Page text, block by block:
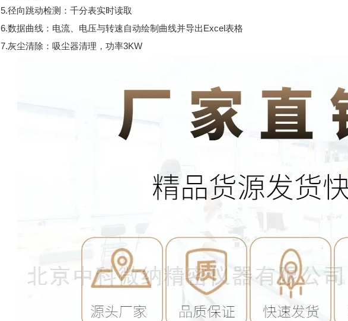
5.径向跳动检测：千分表实时读取
6.数据曲线：电流、电压与转速自动绘制曲线并导出Excel表格
7.灰尘清除：吸尘器清理，功率3KW